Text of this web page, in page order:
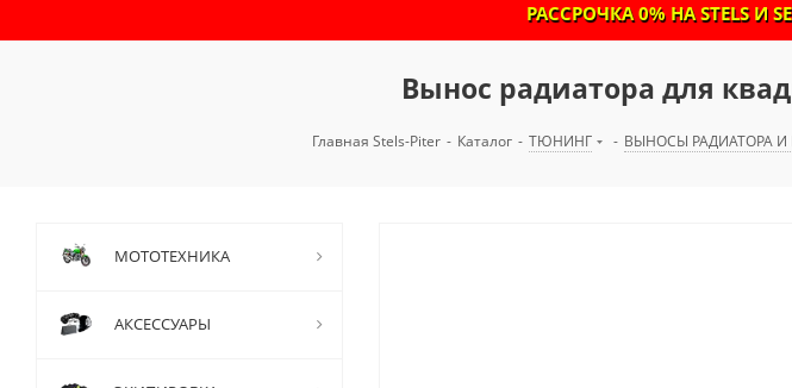
РАССРОЧКА 0% НА STELS И
Вынос радиатора для
Главная Stels-Piter - Каталог - ТЮНИНГ - ВЫНОСЫ РАДИАТОРА
МОТОТЕХНИКА
АКСЕССУАРЫ